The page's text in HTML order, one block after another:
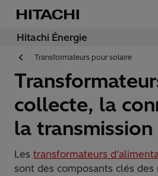
Hitachi Énergie
Transformateurs pour solaire
collecte, la
la transmission
solaire
Les transformateurs
sont des composants clés des